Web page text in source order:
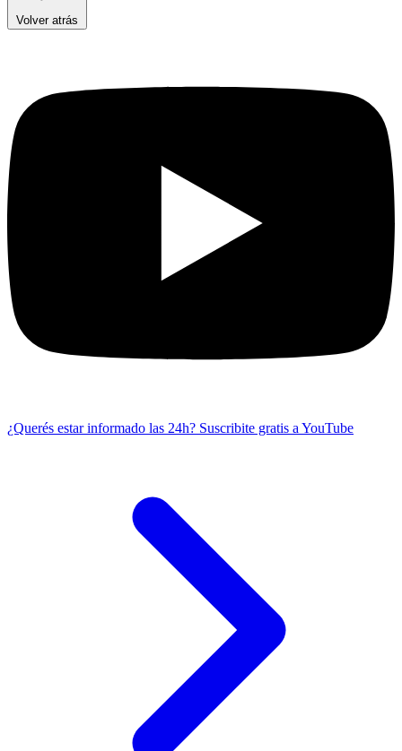
Volver atrás
¿Querés estar informado las 24h? Suscribite gratis a YouTube